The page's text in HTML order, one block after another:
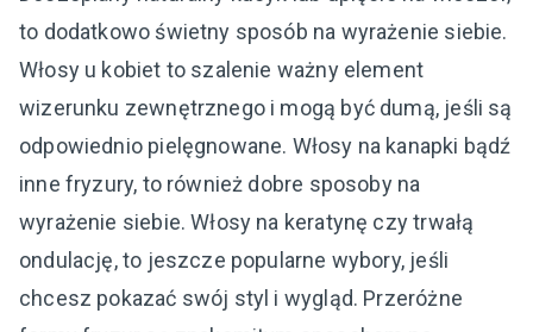
to dodatkowo świetny sposób na wyrażenie siebie.
Włosy u kobiet to szalenie ważny element
wizerunku zewnętrznego i mogą być dumą, jeśli są
odpowiednio pielęgnowane. Włosy na kanapki bądź
inne fryzury, to również dobre sposoby na
wyrażenie siebie. Włosy na keratynę czy trwałą
ondulację, to jeszcze popularne wybory, jeśli
chcesz pokazać swój styl i wygląd. Przeróżne